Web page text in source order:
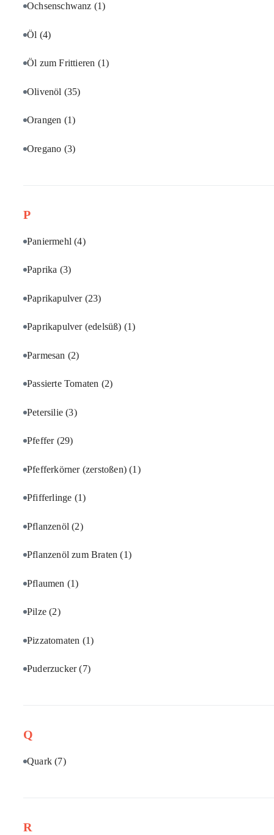
Ochsenschwanz (1)
Öl (4)
Öl zum Frittieren (1)
Olivenöl (35)
Orangen (1)
Oregano (3)
P
Paniermehl(4)
Paprika (3)
Paprikapulver (23)
Paprikapulver (edelsüß) (1)
Parmesan (2)
Passierte Tomaten (2)
Petersilie(3)
Pfeffer (29)
Pfefferkörner (zerstoßen)(1)
Pfifferlinge (1)
Pflanzenöl(2)
Pflanzenöl zum Braten(1)
Pflaumen (1)
Pilze(2)
Pizzatomaten (1)
Puderzucker(7)
Q
Quark(7)
R